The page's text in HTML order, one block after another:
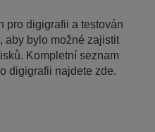
pro digigrafii a testován
aby bylo možné zajistit
Kompletní seznam
digigrafii najdete zde.